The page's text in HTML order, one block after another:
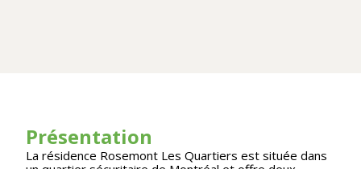
Présentation
La résidence Rosemont Les Quartiers est située dans